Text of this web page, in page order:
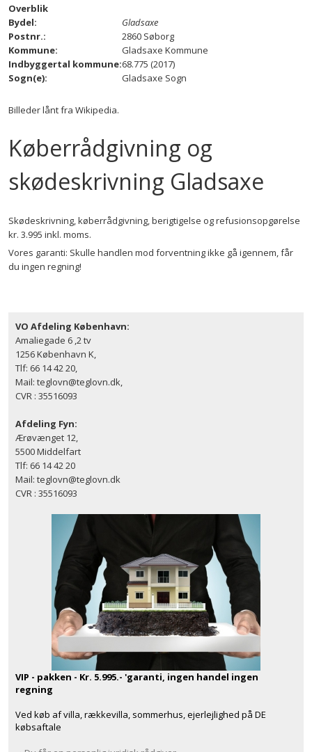
Overblik
Bydel:
Gladsaxe
Postnr.:
2860 Søborg
Kommune:
Gladsaxe Kommune
Indbyggertal kommune:68.775 (2017)
Sogn(e):
Gladsaxe Sogn
Billeder lånt fra Wikipedia.
Køberrådgivning og
skødeskrivning Gladsaxe
Skødeskrivning, køberrådgivning, berigtigelse og refusionsopgørelse
kr. 3.995 inkl. moms.
Vores garanti: Skulle handlen mod forventning ikke gå igennem, får
du ingen regning!
VO Afdeling København:
Amaliegade 6 ,2 tv
1256 København K,
Tlf: 66 14 42 20,
Mail: teglovn@teglovn.dk,
CVR : 35516093
Afdeling Fyn:
Ærøvænget 12,
5500 Middelfart
Tlf: 66 14 42 20
Mail: teglovn@teglovn.dk
CVR : 35516093
VIP - pakken - Kr. 5.995.- 'garanti, ingen handel ingen
regning
Ved køb af villa, rækkevilla, sommerhus, ejerlejlighed på DE
købsaftale